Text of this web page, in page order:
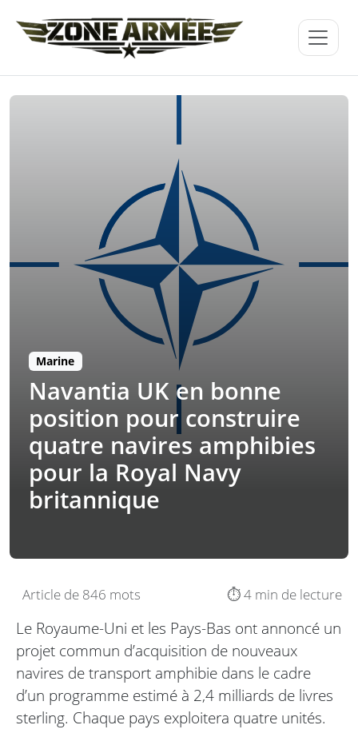
Marine
Navantia UK en bonne
position pour construire
quatre navires amphibies
pour la Royal Navy
britannique
Article de 846 mots ⏱️ 4 min de lecture
Le Royaume-Uni et les Pays-Bas ont annoncé un
projet commun d’acquisition de nouveaux
navires de transport amphibie dans le cadre
d’un programme estimé à 2,4 milliards de livres
sterling. Chaque pays exploitera quatre unités.